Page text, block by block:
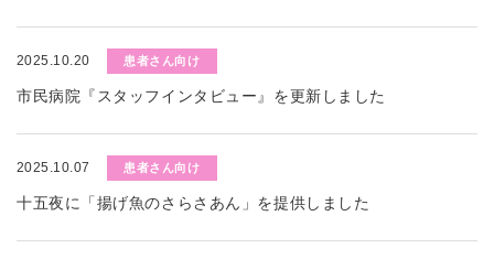
2025.10.20 患者さん向け
市民病院『スタッフインタビュー』を更新しました
2025.10.07 患者さん向け
十五夜に「揚げ魚のさらさあん」を提供しました